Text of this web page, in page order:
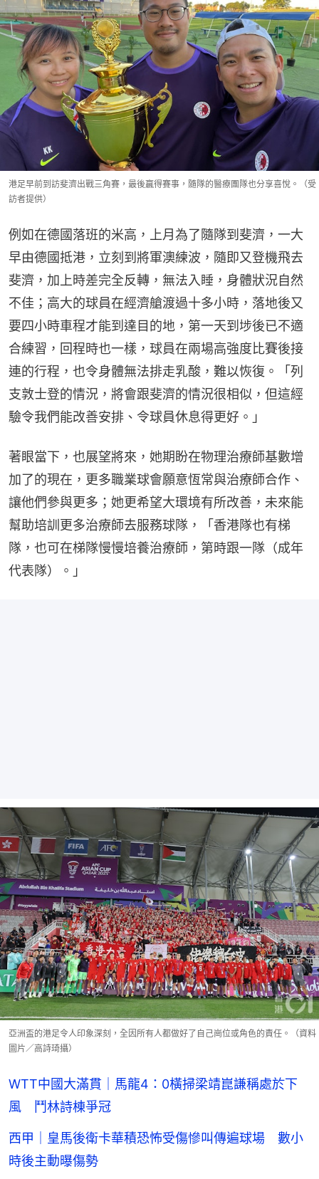
港足早前到訪斐濟出戰三角賽，最後贏得賽事，隨隊的醫療團隊也分享喜悅。（受
訪者提供）
例如在德國落班的米高，上月為了隨隊到斐濟，一大
早由德國抵港，立刻到將軍澳練波，隨即又登機飛去
斐濟，加上時差完全反轉，無法入睡，身體狀況自然
不佳；高大的球員在經濟艙渡過十多小時，落地後又
要四小時車程才能到達目的地，第一天到埗後已不適
合練習，回程時也一樣，球員在兩場高強度比賽後接
連的行程，也令身體無法排走乳酸，難以恢復。「列
支敦士登的情況，將會跟斐濟的情況很相似，但這經
驗令我們能改善安排、令球員休息得更好。」
著眼當下，也展望將來，她期盼在物理治療師基數增
加了的現在，更多職業球會願意恆常與治療師合作、
讓他們參與更多；她更希望大環境有所改善，未來能
幫助培訓更多治療師去服務球隊，「香港隊也有梯
隊，也可在梯隊慢慢培養治療師，第時跟一隊（成年
代表隊）。」
亞洲盃的港足令人印象深刻，全因所有人都做好了自己崗位或角色的責任。（資料
圖片／高詩琦攝）
WTT中國大滿貫｜馬龍4：0橫掃梁靖崑謙稱處於下
風 鬥林詩棟爭冠
西甲｜皇馬後衛卡華積恐怖受傷慘叫傳遍球場 數小
時後主動曝傷勢